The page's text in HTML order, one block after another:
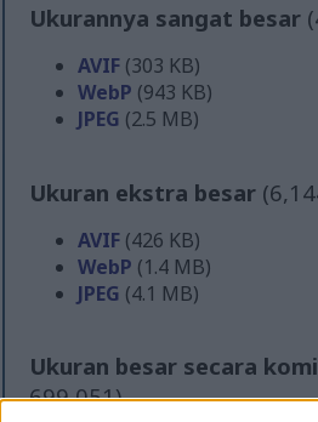
Ukurannya sangat besar
AVIF (303 KB)
WebP (943 KB)
JPEG (2.5 MB)
Ukuran ekstra besar
AVIF (426 KB)
WebP (1.4 MB)
JPEG (4.1 MB)
Ukuran besar secara
699,051)